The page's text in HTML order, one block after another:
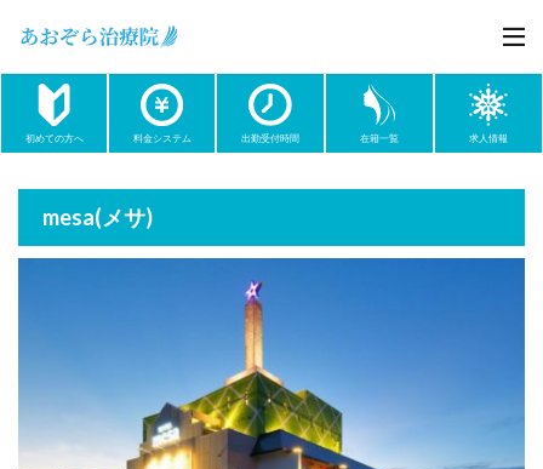
初めての方へ 料金システム 出勤受付時間 在籍一覧 求人情報
mesa(メサ)